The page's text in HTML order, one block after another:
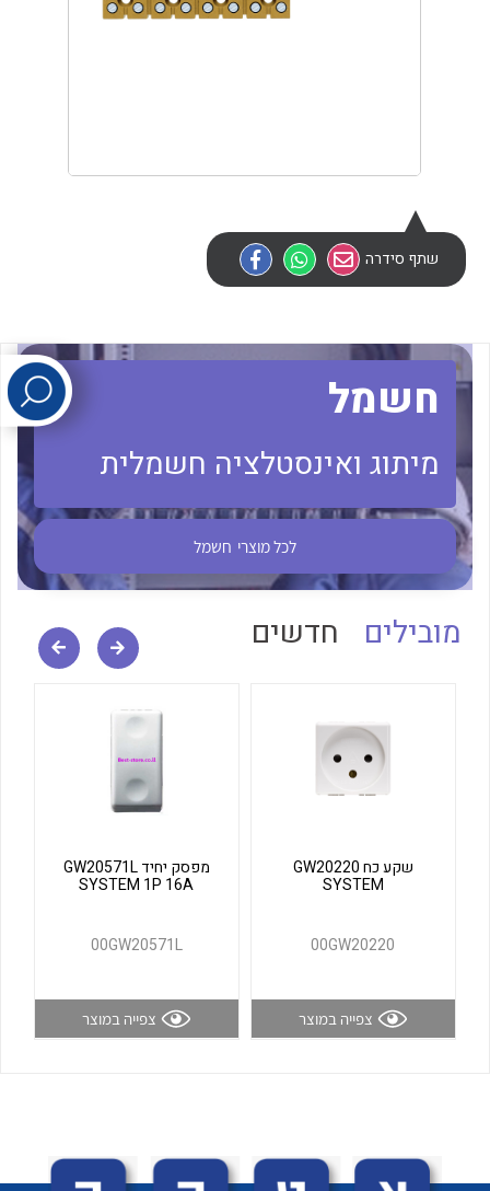
לכל מוצרי היצרן
לכל מוצרי היצרן לכל מוצרי היצרן
שתף סידרה
חשמל
מיתוג ואינסטלציה חשמלית
לכל מוצרי חשמל
מובילים חדשים
שקע כח GW20220
SYSTEM
00GW20220
צפייה במוצר
מפסק יחיד GW20571L
SYSTEM 1P 16A
00GW20571L
צפייה במוצר